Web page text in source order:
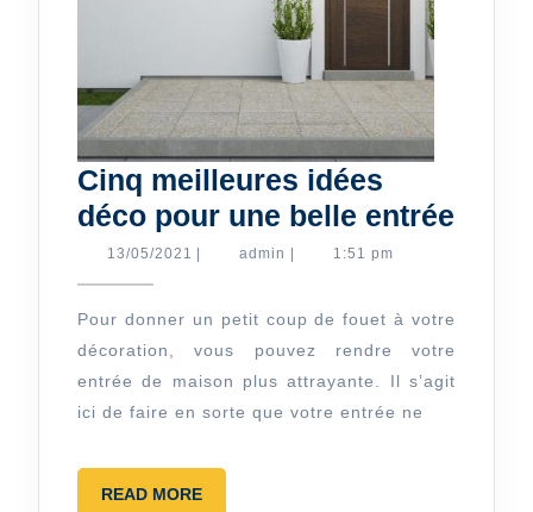
Cinq meilleures idées
déco pour une belle entrée
une
13/05/2021 13/05/2021
| admin admin
| 1:51 pm
Pour donner un petit coup de fouet à votre
décoration, vous pouvez rendre votre
entrée de maison plus attrayante. Il s’agit
ici de faire en sorte que votre entrée ne
READ MOREREAD